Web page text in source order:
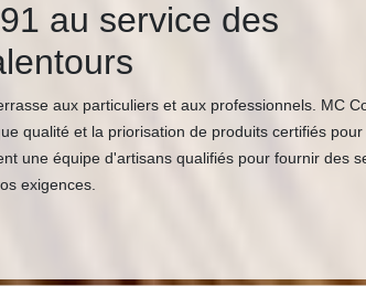
au service des
aux particuliers et aux professionnels. MC
qualité et la priorisation de produits certifiés
une équipe d'artisans qualifiés pour fournir des
exigences.